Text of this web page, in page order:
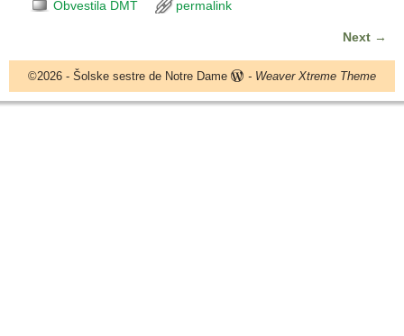
Obvestila DMT
permalink
Next →
©2026 - Šolske sestre de Notre Dame - Weaver Xtreme Theme